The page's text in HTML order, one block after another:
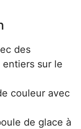
des
sur le
couleur avec
de glace à